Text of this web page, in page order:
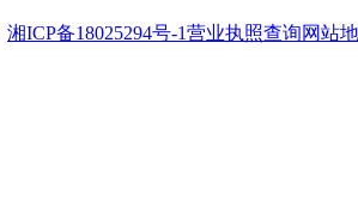
湘ICP备18025294号-1营业执照查询网站